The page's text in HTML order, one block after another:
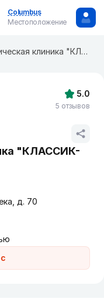
Columbus
Местоположение
Стоматологическая клиника "КЛАССИК-АР"
"КЛАССИК-
д. 70
5.0
5 отзывов